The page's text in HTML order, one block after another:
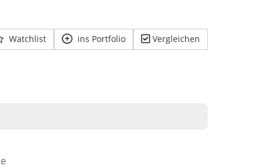
Watchlist ins Portfolio Vergleichen